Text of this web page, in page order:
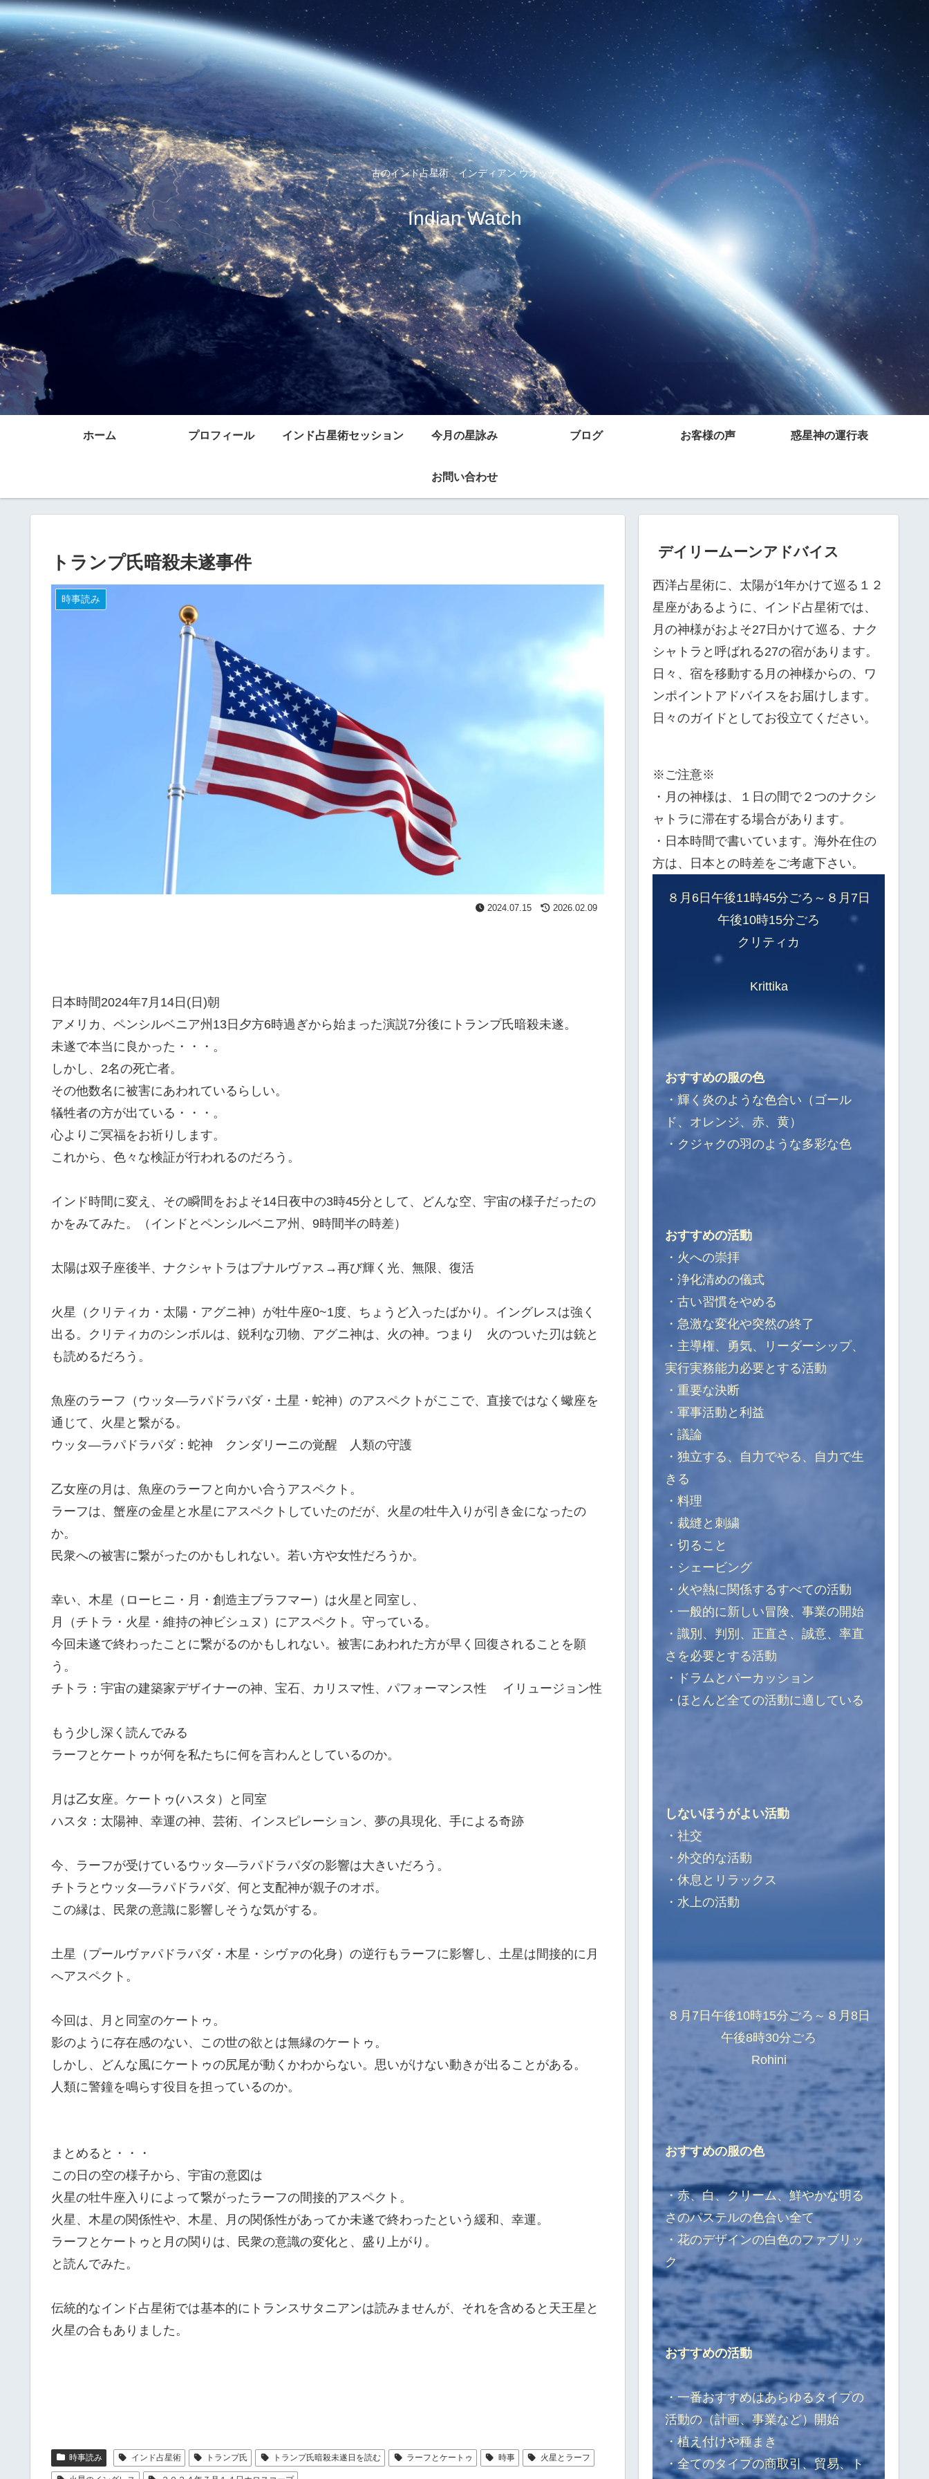
古のインド占星術 インディアン ウオッチ
Indian Watch
ホーム プロフィール インド占星術セッション 今月の星詠み ブログ お客様の声 惑星神の運行表
お問い合わせ
トランプ氏暗殺未遂事件
時事読み
2024.07.15 2026.02.09
日本時間2024年7月14日(日)朝
アメリカ、ペンシルベニア州13日夕方6時過ぎから始まった演説7分後にトランプ氏暗殺未遂。
未遂で本当に良かった・・・。
しかし、2名の死亡者。
その他数名に被害にあわれているらしい。
犠牲者の方が出ている・・・。
心よりご冥福をお祈りします。
これから、色々な検証が行われるのだろう。
インド時間に変え、その瞬間をおよそ14日夜中の3時45分として、どんな空、宇宙の様子だったの
かをみてみた。（インドとペンシルベニア州、9時間半の時差）
太陽は双子座後半、ナクシャトラはプナルヴァス→再び輝く光、無限、復活
火星（クリティカ・太陽・アグニ神）が牡牛座0~1度、ちょうど入ったばかり。イングレスは強く
出る。クリティカのシンボルは、鋭利な刃物、アグニ神は、火の神。つまり 火のついた刃は銃と
も読めるだろう。
魚座のラーフ（ウッタ―ラパドラパダ・土星・蛇神）のアスペクトがここで、直接ではなく蠍座を
通じて、火星と繋がる。
ウッタ―ラパドラパダ：蛇神 クンダリーニの覚醒 人類の守護
乙女座の月は、魚座のラーフと向かい合うアスペクト。
ラーフは、蟹座の金星と水星にアスペクトしていたのだが、火星の牡牛入りが引き金になったの
か。
民衆への被害に繋がったのかもしれない。若い方や女性だろうか。
幸い、木星（ローヒニ・月・創造主ブラフマー）は火星と同室し、
月（チトラ・火星・維持の神ビシュヌ）にアスペクト。守っている。
今回未遂で終わったことに繋がるのかもしれない。被害にあわれた方が早く回復されることを願
う。
チトラ：宇宙の建築家デザイナーの神、宝石、カリスマ性、パフォーマンス性 イリュージョン性
もう少し深く読んでみる
ラーフとケートゥが何を私たちに何を言わんとしているのか。
月は乙女座。ケートゥ(ハスタ）と同室
ハスタ：太陽神、幸運の神、芸術、インスピレーション、夢の具現化、手による奇跡
今、ラーフが受けているウッタ―ラパドラパダの影響は大きいだろう。
チトラとウッタ―ラパドラパダ、何と支配神が親子のオポ。
この縁は、民衆の意識に影響しそうな気がする。
土星（プールヴァパドラパダ・木星・シヴァの化身）の逆行もラーフに影響し、土星は間接的に月
へアスペクト。
今回は、月と同室のケートゥ。
影のように存在感のない、この世の欲とは無縁のケートゥ。
しかし、どんな風にケートゥの尻尾が動くかわからない。思いがけない動きが出ることがある。
人類に警鐘を鳴らす役目を担っているのか。
まとめると・・・
この日の空の様子から、宇宙の意図は
火星の牡牛座入りによって繋がったラーフの間接的アスペクト。
火星、木星の関係性や、木星、月の関係性があってか未遂で終わったという緩和、幸運。
ラーフとケートゥと月の関りは、民衆の意識の変化と、盛り上がり。
と読んでみた。
伝統的なインド占星術では基本的にトランスサタニアンは読みませんが、それを含めると天王星と
火星の合もありました。
時事読み インド占星術 トランプ氏 トランプ氏暗殺未遂日を読む ラーフとケートゥ 時事 火星とラーフ
デイリームーンアドバイス
西洋占星術に、太陽が1年かけて巡る１２
星座があるように、インド占星術では、
月の神様がおよそ27日かけて巡る、ナク
シャトラと呼ばれる27の宿があります。
日々、宿を移動する月の神様からの、ワ
ンポイントアドバイスをお届けします。
日々のガイドとしてお役立てください。
※ご注意※
・月の神様は、１日の間で２つのナクシ
ャトラに滞在する場合があります。
・日本時間で書いています。海外在住の
方は、日本との時差をご考慮下さい。
８月6日午後11時45分ごろ～８月7日
午後10時15分ごろ
クリティカ
Krittika
おすすめの服の色
・輝く炎のような色合い（ゴール
ド、オレンジ、赤、黄）
・クジャクの羽のような多彩な色
おすすめの活動
・火への崇拝
・浄化清めの儀式
・古い習慣をやめる
・急激な変化や突然の終了
・主導権、勇気、リーダーシップ、
実行実務能力必要とする活動
・重要な決断
・軍事活動と利益
・議論
・独立する、自力でやる、自力で生
きる
・料理
・裁縫と刺繍
・切ること
・シェービング
・火や熱に関係するすべての活動
・一般的に新しい冒険、事業の開始
・識別、判別、正直さ、誠意、率直
さを必要とする活動
・ドラムとパーカッション
・ほとんど全ての活動に適している
しないほうがよい活動
・社交
・外交的な活動
・休息とリラックス
・水上の活動
８月7日午後10時15分ごろ～８月8日
午後8時30分ごろ
Rohini
おすすめの服の色
・赤、白、クリーム、鮮やかな明る
さのパステルの色合い全て
・花のデザインの白色のファブリッ
ク
おすすめの活動
・一番おすすめはあらゆるタイプの
活動の（計画、事業など）開始
・植え付けや種まき
・全てのタイプの商取引、貿易、ト